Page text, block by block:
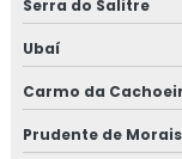
Serra do Salitre
Ubaí
Carmo da
Prudente de Morais